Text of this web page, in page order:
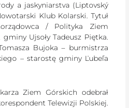
a jaskyniarstva (Liptovský
Klub Kolarski. Tytuł
/ Polityka Ziem
Ujsoły Tadeusz Piętka.
Bujoka – burmistrza
– starostę gminy Ľubeľa
Ziem Górskich odebrał
Telewizji Polskiej.